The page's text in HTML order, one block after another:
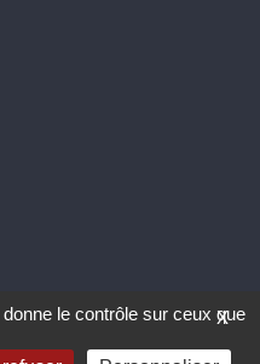
X
le contrôle sur ceux que